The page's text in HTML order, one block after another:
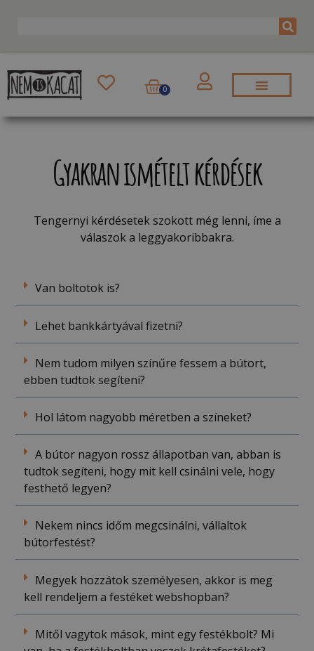
0
Gyakran ismételt kérdések
Tengernyi kérdésetek szokott még lenni, íme a
válaszok a leggyakoribbakra.
Van boltotok is?
Lehet bankkártyával fizetni?
Nem tudom milyen színűre fessem a bútort,
ebben tudtok segíteni?
Hol látom nagyobb méretben a színeket?
A bútor nagyon rossz állapotban van, abban is
tudtok segíteni, hogy mit kell csinálni vele, hogy
festhető legyen?
Nekem nincs időm megcsinálni, vállaltok
bútorfestést?
Megyek hozzátok személyesen, akkor is meg
kell rendeljem a festéket webshopban?
Mitől vagytok mások, mint egy festékbolt? Mi